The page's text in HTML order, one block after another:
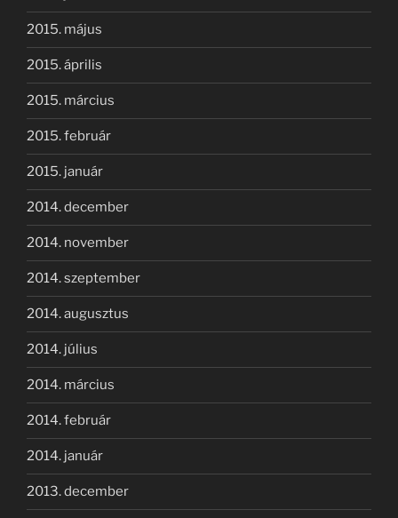
2015. május
2015. április
2015. március
2015. február
2015. január
2014. december
2014. november
2014. szeptember
2014. augusztus
2014. július
2014. március
2014. február
2014. január
2013. december